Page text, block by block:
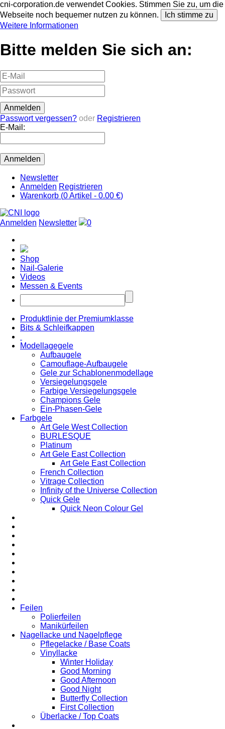
cni-corporation.de verwendet Cookies. Stimmen Sie zu, um die
Webseite noch bequemer nutzen zu können.
Ich stimme zu
Weitere Informationen
Bitte melden Sie sich an:
Passwort vergessen? oder Registrieren
E-Mail:
Newsletter
Anmelden Registrieren
Warenkorb (0Artikel - 0.00 €)
Anmelden Newsletter 0
Shop
Nail-Galerie
Videos
Messen & Events
Produktlinie der Premiumklasse
Bits & Schleifkappen
Modellagegele
Aufbaugele
Camouflage-Aufbaugele
Gele zur Schablonenmodellage
Versiegelungsgele
Farbige Versiegelungsgele
Champions Gele
Ein-Phasen-Gele
Farbgele
Art Gele West Collection
BURLESQUE
Platinum
Art Gele East Collection
Art Gele East Collection
French Collection
Vitrage Collection
Infinity of the Universe Collection
Quick Gele
Quick Neon Colour Gel
Feilen
Polierfeilen
Manikürfeilen
Nagellacke und Nagelpflege
Pflegelacke / Base Coats
Vinyllacke
Winter Holiday
Good Morning
Good Afternoon
Good Night
Butterfly Collection
First Collection
Überlacke / Top Coats